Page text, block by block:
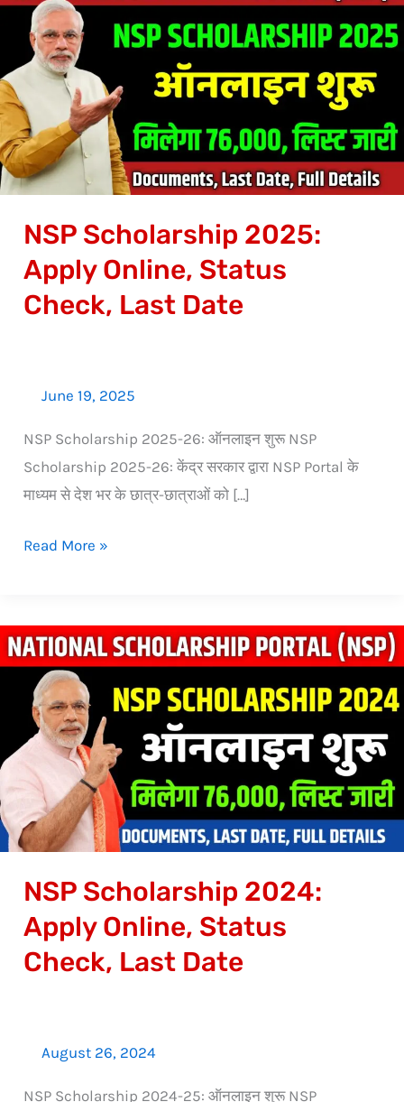
NSP Scholarship 2025:
Apply Online, Status
Check, Last Date
June 19, 2025
NSP Scholarship 2025-26: ऑनलाइन शुरू NSP
Scholarship 2025-26: केंद्र सरकार द्वारा NSP Portal के
माध्यम से देश भर के छात्र-छात्राओं को […]
Scholarship
2025:
Apply
Online,
Status
Check,
Last
Read More »
NSP Scholarship 2024:
Apply Online, Status
Check, Last Date
August 26, 2024
NSP Scholarship 2024-25: ऑनलाइन शुरू NSP
NSP
Scholarship
2024:
Apply
Online,
Status
Check,
Last